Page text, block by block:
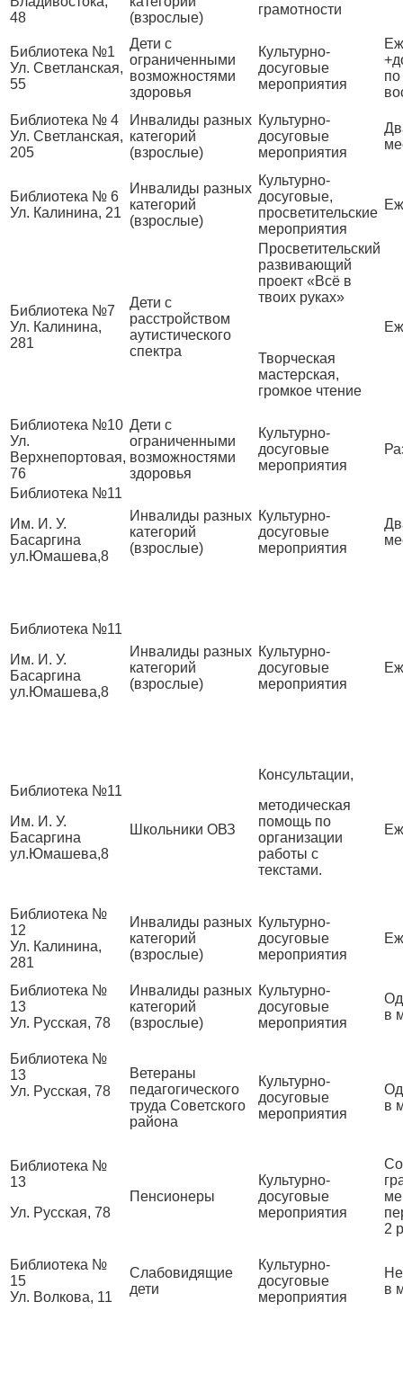
48
(взрослые)
грамотности
Библиотека №1
Ул. Светланская,
55
Дети с
ограниченными
возможностями
здоровья
Культурно-
досуговые
мероприятия
Библиотека № 4
Ул. Светланская,
205
Инвалиды разных
категорий
(взрослые)
Культурно-
досуговые
мероприятия
Библиотека № 6
Ул. Калинина, 21
Инвалиды разных
категорий
(взрослые)
Культурно-
досуговые,
просветительские
мероприятия
Библиотека №7
Ул. Калинина,
281
Дети с
расстройством
аутистического
спектра
Просветительский
развивающий
проект «Всё в
твоих руках»
Творческая
мастерская,
громкое чтение
Библиотека №10
Ул.
Верхнепортовая,
76
Дети с
ограниченными
возможностями
здоровья
Культурно-
досуговые
мероприятия
Библиотека №11
Им. И. У.
Басаргина
ул.Юмашева,8
Инвалиды разных
категорий
(взрослые)
Культурно-
досуговые
мероприятия
Библиотека №11
Им. И. У.
Басаргина
ул.Юмашева,8
Инвалиды разных
категорий
(взрослые)
Культурно-
досуговые
мероприятия
Библиотека №11
Им. И. У.
Басаргина
ул.Юмашева,8
Школьники ОВЗ
Консультации,
методическая
помощь по
организации
работы с
текстами.
Библиотека №
12
Ул. Калинина,
281
Инвалиды разных
категорий
(взрослые)
Культурно-
досуговые
мероприятия
Библиотека №
13
Ул. Русская, 78
Инвалиды разных
категорий
(взрослые)
Культурно-
досуговые
мероприятия
в
Библиотека №
13
Ул. Русская, 78
Ветераны
педагогического
труда Советского
района
Культурно-
досуговые
мероприятия
в
Библиотека №
13
Ул. Русская, 78
Пенсионеры
Культурно-
досуговые
мероприятия
2
Библиотека №
15
Ул. Волкова, 11
Слабовидящие
дети
Культурно-
досуговые
мероприятия
в